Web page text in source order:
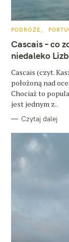
K
T
E
G
O
I
PODRÓŻE
Cascais – co
niedaleko
Cascais (czyt.
położoną nad
Chociaż to
jest jednym z..
Czytaj dalej
k
j